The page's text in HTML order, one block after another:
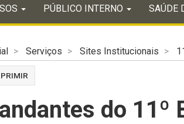
PÚBLICO INTERNO SAÚDE
Serviços Sites Institucionais
do 11º